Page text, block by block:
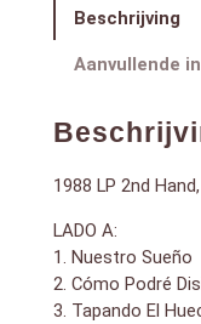
cantan Tito
con Jaime &
Beschrijving
Aanvullende
1988 LP 2nd
LADO A:
1. Nuestro Sueño
2. Cómo Podré
3. Tapando El